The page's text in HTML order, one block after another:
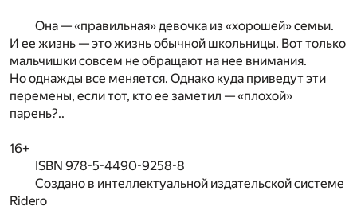
Она — «правильная» девочка из «хорошей» семьи.
И ее жизнь — это жизнь обычной школьницы. Вот только
мальчишки совсем не обращают на нее внимания.
Но однажды все меняется. Однако куда приведут эти
перемены, если тот, кто ее заметил — «плохой»
парень?..
16+
ISBN 978-5-4490-9258-8
Создано в интеллектуальной издательской системе
Ridero